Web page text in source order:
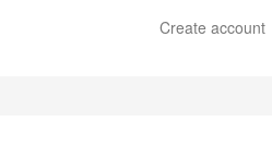
Create account